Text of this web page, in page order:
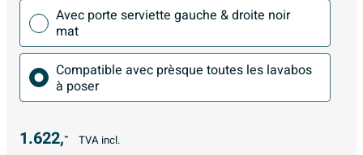
Avec porte serviette gauche & droite noir
mat
Compatible avec prèsque toutes les lavabos
à poser
1.622,- TVA incl.